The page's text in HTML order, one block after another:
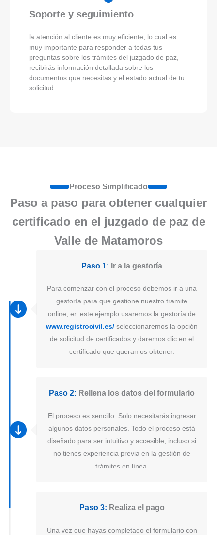
Soporte y seguimiento
la atención al cliente es muy eficiente, lo cual es
muy importante para responder a todas tus
preguntas sobre los trámites del juzgado de paz,
recibirás información detallada sobre los
documentos que necesitas y el estado actual de tu
solicitud.
Proceso Simplificado
Paso a paso para obtener cualquier
certificado en el juzgado de paz de
Valle de Matamoros
Paso 1: Ir a la gestoría
Para comenzar con el proceso debemos ir a una
gestoría para que gestione nuestro tramite
online, en este ejemplo usaremos la gestoría de
www.registrocivil.es/ seleccionaremos la opción
de solicitud de certificados y daremos clic en el
certificado que queramos obtener.
Paso 2: Rellena los datos del formulario
El proceso es sencillo. Solo necesitarás ingresar
algunos datos personales. Todo el proceso está
diseñado para ser intuitivo y accesible, incluso si
no tienes experiencia previa en la gestión de
trámites en línea.
Paso 3: Realiza el pago
Una vez que hayas completado el formulario con